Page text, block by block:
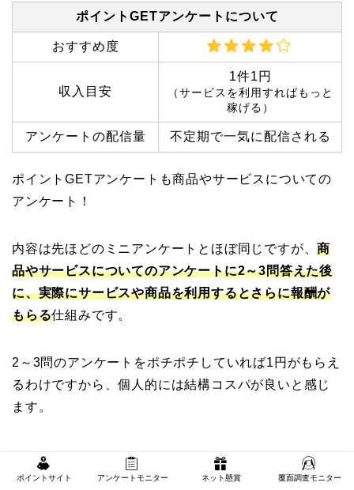
ポイントGETアンケートについて
おすすめ度
収入目安
1件1円
（サービスを利用すればもっと
稼げる）
アンケートの配信量 不定期で一気に配信される
ポイントGETアンケートも商品やサービスについての
アンケート！
内容は先ほどのミニアンケートとほぼ同じですが、商
品やサービスについてのアンケートに2～3問答えた後
に、実際にサービスや商品を利用するとさらに報酬が
もらる仕組みです。
2～3問のアンケートをポチポチしていれば1円がもらえ
るわけですから、個人的には結構コスパが良いと感じ
ます。
ポイントサイト アンケートモニター ネット懸賞 覆面調査モニター